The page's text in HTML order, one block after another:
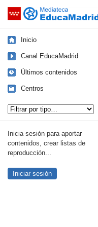
Saltar navegación
Inicio
Canal EducaMadrid
Últimos contenidos
Centros
Inicia sesión para aportar
contenidos, crear listas de
reproducción...
Iniciar sesión